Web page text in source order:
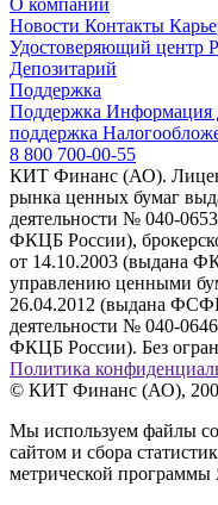
О компании
Новости Контакты
Удостоверяющий центр
Депозитарий
Поддержка
Поддержка Информация
поддержка
8 800 700-00-55
КИТ Финанс (АО).
рынка ценных бумаг
деятельности № 040-
ФКЦБ России),
от 14.10.2003 (выдана
управлению ценными
26.04.2012 (выдана
деятельности № 040-
ФКЦБ России). Без
Политика
© КИТ Финанс (АО),
Мы используем файлы
сайтом и сбора
метрической